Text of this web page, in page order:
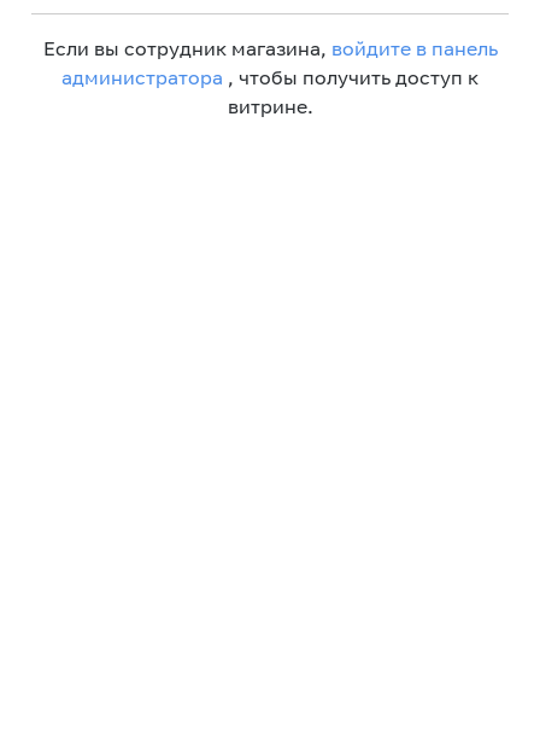
Если вы сотрудник магазина, войдите в панель
администратора , чтобы получить доступ к
витрине.